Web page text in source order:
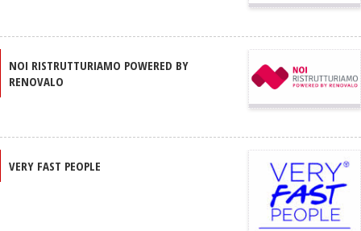
NOI RISTRUTTURIAMO POWERED BY
RENOVALO
VERY FAST PEOPLE